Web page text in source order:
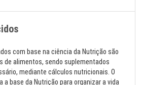
com base na ciência da Nutrição são
de alimentos, sendo suplementados
mediante cálculos nutricionais. O
base da Nutrição para organizar a vida